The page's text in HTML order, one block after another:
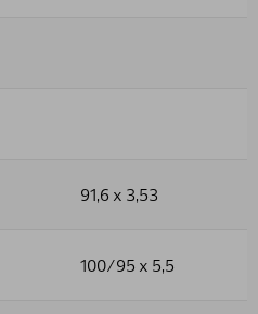
91,6 x 3,53
100/95 x 5,5